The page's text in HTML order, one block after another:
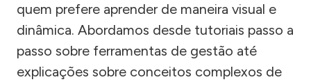
quem prefere aprender de maneira visual e
dinâmica. Abordamos desde tutoriais passo a
passo sobre ferramentas de gestão até
explicações sobre conceitos complexos de